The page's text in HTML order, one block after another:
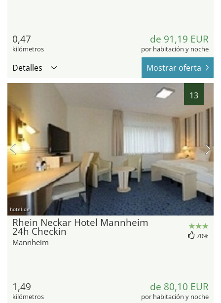
0,47
kilómetros
de 91,19 EUR
por habitación y noche
Detalles Mostrar oferta
13
hotel.de
Rhein Neckar Hotel Mannheim
24h Checkin
Mannheim
70%
1,49
kilómetros
de 80,10 EUR
por habitación y noche